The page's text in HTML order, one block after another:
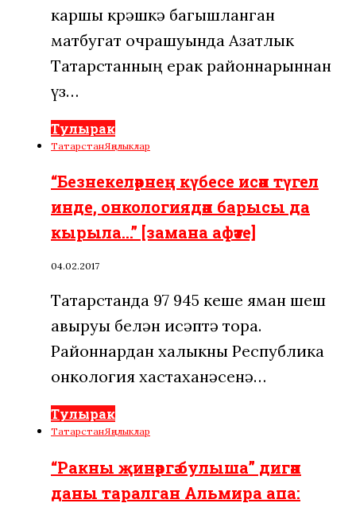
каршы көрәшкә багышланган
матбугат очрашуында Азатлык
Татарстанның ерак районнарыннан
үз…
Тулырак
ТатарстанЯңалыклар
“Безнекеләрнең күбесе исән түгел
инде, онкологиядән барысы да
кырыла…” [замана афәте]
04.02.2017
Татарстанда 97 945 кеше яман шеш
авыруы белән исәптә тора.
Районнардан халыкны Республика
онкология хастаханәсенә…
Тулырак
ТатарстанЯңалыклар
“Ракны җинәргә булыша” дигән
даны таралган Альмира апа: